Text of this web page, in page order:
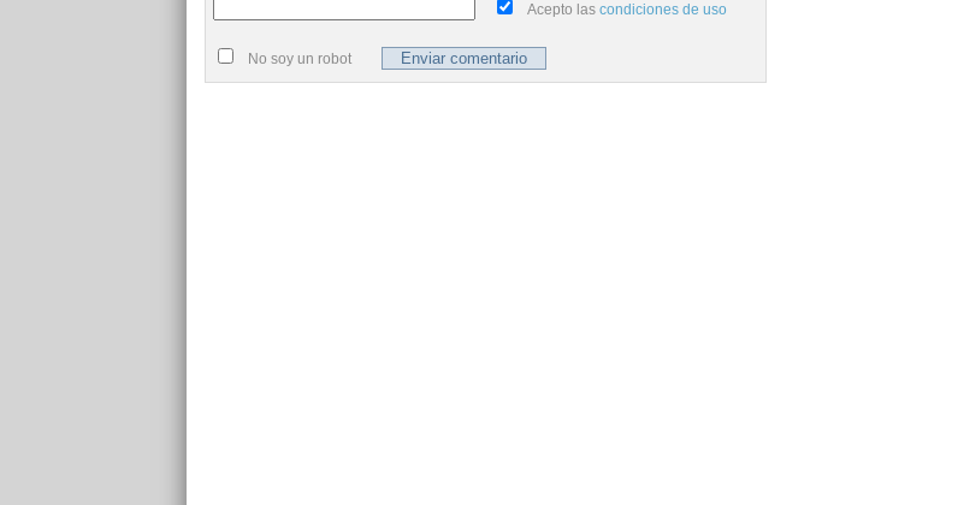
Acepto las condiciones de uso
No soy un robot